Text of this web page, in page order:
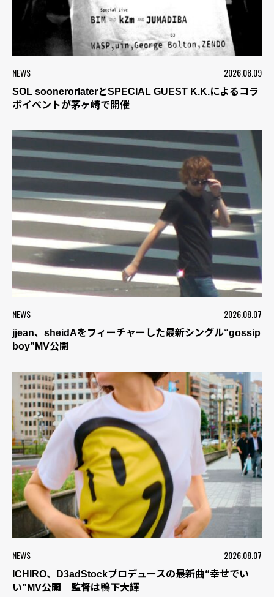
NEWS 2026.08.09
SOL soonerorlaterとSPECIAL GUEST K.K.によるコラ
ボイベントが茅ヶ崎で開催
NEWS 2026.08.07
jjean、sheidAをフィーチャーした最新シングル“gossip
boy”MV公開
NEWS 2026.08.07
ICHIRO、D3adStockプロデュースの最新曲“幸せでい
い”MV公開 監督は鴨下大輝